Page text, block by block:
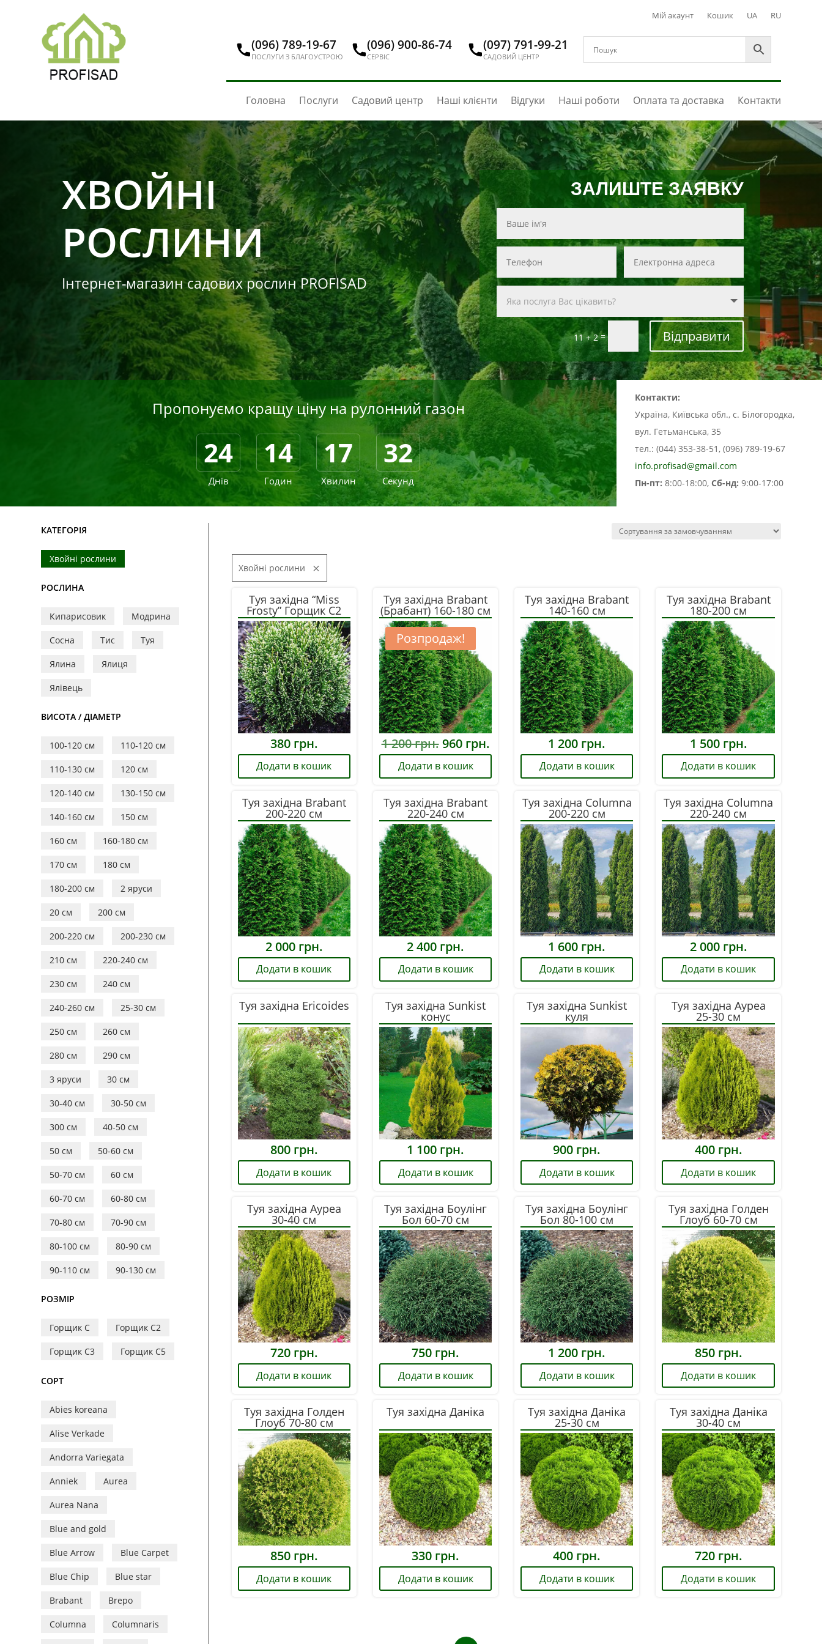
Мій акаунт Кошик UA RU
(096) 789-19-67
ПОСЛУГИ З БЛАГОУСТРОЮ
(096) 900-86-74
СЕРВІС
(097) 791-99-21
САДОВИЙ ЦЕНТР
Головна Послуги Садовий центр Наші клієнти Відгуки Наші роботи Оплата та доставка Контакти
ХВОЙНІ
РОСЛИНИ
Інтернет-магазин садових рослин PROFISAD
ЗАЛИШТЕ ЗАЯВКУ
11 + 2= Відправити
Пропонуємо кращу ціну на рулонний газон
24
Днів
14
Годин
17
Хвилин
30
Секунд
Контакти:
Україна, Київська обл., с. Білогородка,
вул. Гетьманська, 35
тел.: (044) 353-38-51, (096) 789-19-67
info.profisad@gmail.com
Пн-пт: 8:00-18:00, Сб-нд: 9:00-17:00
КАТЕГОРІЯ
Хвойні рослини
РОСЛИНА
Кипарисовик Модрина
Сосна Тис Туя
Ялина Ялиця
Ялівець
ВИСОТА / ДІАМЕТР
100-120 см 110-120 см
110-130 см 120 см
120-140 см 130-150 см
140-160 см 150 см
160 см 160-180 см
170 см 180 см
180-200 см 2 яруси
20 см 200 см
200-220 см 200-230 см
210 см 220-240 см
230 см 240 см
240-260 см 25-30 см
250 см 260 см
280 см 290 см
3 яруси 30 см
30-40 см 30-50 см
300 см 40-50 см
50 см 50-60 см
50-70 см 60 см
60-70 см 60-80 см
70-80 см 70-90 см
80-100 см 80-90 см
90-110 см 90-130 см
РОЗМІР
Горщик С Горщик С2
Горщик С3 Горщик С5
СОРТ
Abies koreana
Alise Verkade
Andorra Variegata
Anniek Aurea
Aurea Nana
Blue and gold
Blue Arrow Blue Carpet
Blue Chip Blue star
Brabant Brepo
Columna Columnaris
Хвойні рослини
Туя західна “Miss
Frosty” Горщик С2
380грн.
Додати в кошик
Туя західна Brabant
(Брабант) 160-180 см
Розпродаж!
1 200грн. Оригінальна
ціна:
1
грн..
960грн.Поточна
ціна:
960
Додати в кошик
Туя західна Brabant
140-160 см
1 200 грн.
Додати в кошик
Туя західна Brabant
180-200 см
1 500грн.
Додати в кошик
Туя західна Brabant
200-220 см
2 000грн.
Додати в кошик
Туя західна Brabant
220-240 см
2 400 грн.
Додати в кошик
Туя західна Columna
200-220 см
1 600 грн.
Додати в кошик
Туя західна Columna
220-240 см
2 000грн.
Додати в кошик
Туя західна Ericoides
800грн.
Додати в кошик
Туя західна Sunkist
конус
1 100 грн.
Додати в кошик
Туя західна Sunkist
куля
900 грн.
Додати в кошик
Туя західна Ауреа
25-30 см
400грн.
Додати в кошик
Туя західна Ауреа
30-40 см
720грн.
Додати в кошик
Туя західна Боулінг
Бол 60-70 см
750 грн.
Додати в кошик
Туя західна Боулінг
Бол 80-100 см
1 200 грн.
Додати в кошик
Туя західна Голден
Глоуб 60-70 см
850грн.
Додати в кошик
Туя західна Голден
Глоуб 70-80 см
850грн.
Додати в кошик
Туя західна Даніка
330 грн.
Додати в кошик
Туя західна Даніка
25-30 см
400 грн.
Додати в кошик
Туя західна Даніка
30-40 см
720грн.
Додати в кошик